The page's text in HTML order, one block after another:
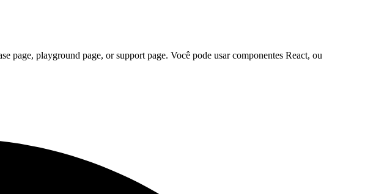
page, playground page, or support page. Você pode usar componentes React, ou